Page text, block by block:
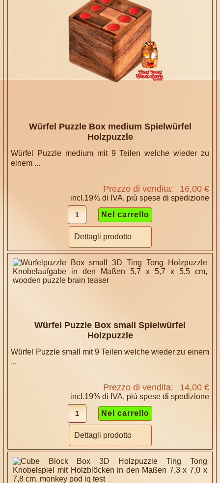
Würfel Puzzle Box medium Spielwürfel
Holzpuzzle
Würfel Puzzle medium mit 9 Teilen welche wieder zu
einem ...
Prezzo di vendita: 16,00 €
incl.19% di IVA. più spese di spedizione
Dettagli prodotto
Würfel Puzzle Box small Spielwürfel
Holzpuzzle
Würfel Puzzle small mit 9 Teilen welche wieder zu einem
...
Prezzo di vendita: 14,00 €
incl.19% di IVA. più spese di spedizione
Dettagli prodotto